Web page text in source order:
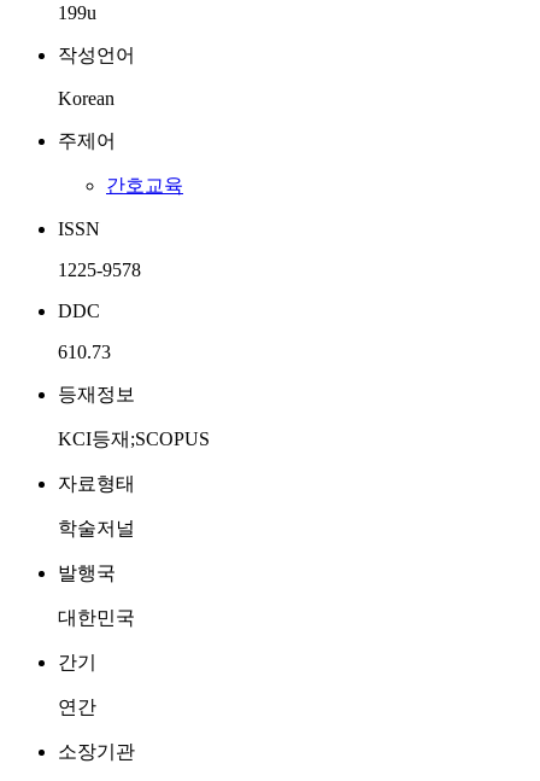
199u
작성언어
Korean
주제어
간호교육
ISSN
1225-9578
DDC
610.73
등재정보
KCI등재;SCOPUS
자료형태
학술저널
발행국
대한민국
간기
연간
소장기관